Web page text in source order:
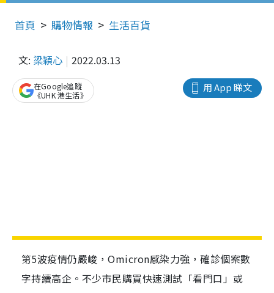
首頁 購物情報 生活百貨
文: 梁穎心 2022.03.13
用 App 睇文
在Google追蹤
《UHK 港生活》
第5波疫情仍嚴峻，Omicron感染力強，確診個案數
字持續高企。不少市民購買快速測試「看門口」或